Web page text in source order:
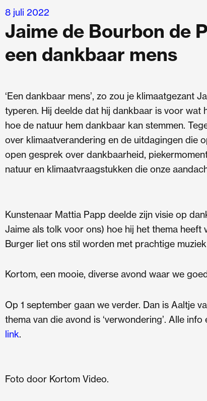
Ga
de
inhoud
8 juli 2022
Jaime de Bourbon de
een dankbaar mens
‘Een dankbaar mens’, zo zou je klimaatgezant
typeren. Hij deelde dat hij dankbaar is voor wat
hoe de natuur hem dankbaar kan stemmen.
over klimaatverandering en de uitdagingen die
open gesprek over dankbaarheid,
natuur en klimaatvraagstukken die onze
Kunstenaar Mattia Papp deelde zijn visie op
Jaime als tolk voor ons) hoe hij het thema heeft
Burger liet ons stil worden met prachtige
Kortom, een mooie, diverse avond waar we
Op 1 september gaan we verder. Dan is Aaltje
thema van die avond is ‘verwondering’. Alle
link.
Foto door Kortom Video.